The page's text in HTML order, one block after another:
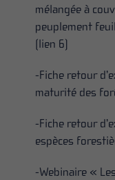
mélangée à
peuplement
(lien 6)
-Fiche retour
maturité des
-Fiche retour
espèces
-Webinaire «